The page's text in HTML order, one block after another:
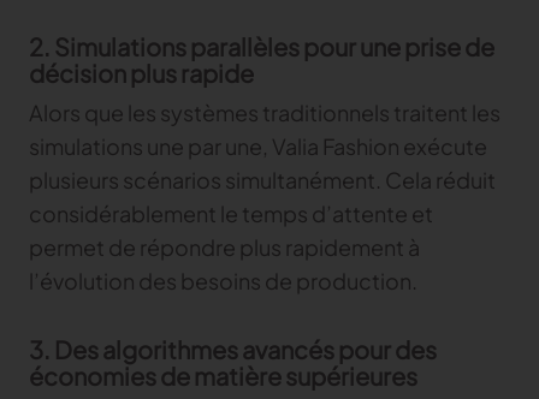
2. Simulations parallèles pour une prise de
décision plus rapide
Alors que les systèmes traditionnels traitent les
simulations une par une, Valia Fashion exécute
plusieurs scénarios simultanément. Cela réduit
considérablement le temps d’attente et
permet de répondre plus rapidement à
l’évolution des besoins de production.
3. Des algorithmes avancés pour des
économies de matière supérieures